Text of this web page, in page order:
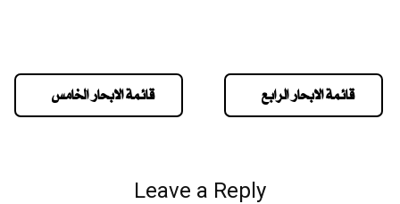
قائمة الابحار الخامس قائمة الابحار الرابع
Leave a Reply